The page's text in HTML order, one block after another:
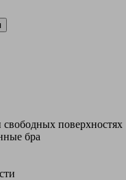
поверхностях
бра